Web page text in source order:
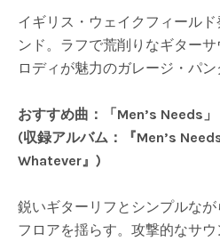
イギリス・ウェイクフィール
ンド。ラフで荒削りなギター
ロディが魅力のガレージ・パン
おすすめ曲：「Men’s Needs」
(収録アルバム：『Men’s
Whatever』)
鋭いギターリフとシンプルな
フロアを揺らす。攻撃的なサ